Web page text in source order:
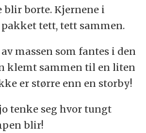
blir borte. Kjernene i
tett, tett sammen.
massen som fantes i den
klemt sammen til en liten
er større enn en storby!
tenke seg hvor tungt
blir!